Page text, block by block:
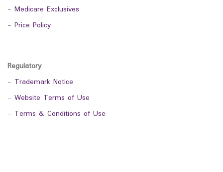
- Medicare Exclusives
- Price Policy
Regulatory
- Trademark Notice
- Website Terms of Use
- Terms & Conditions of Use